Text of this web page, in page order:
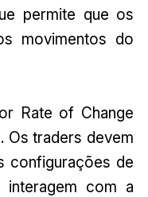
permite que os
movimentos do
Rate of Change
Os traders devem
configurações de
interagem com a